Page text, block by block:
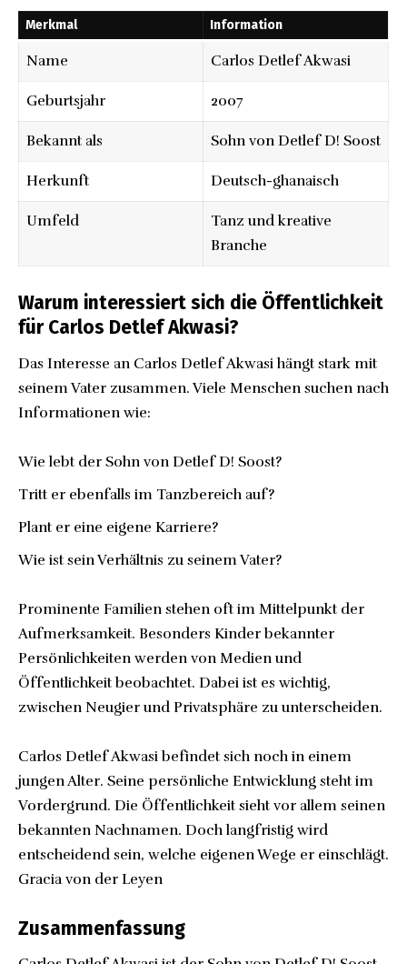
Merkmal Information
Name Carlos Detlef Akwasi
Geburtsjahr 2007
Bekannt als Sohn von Detlef D! Soost
Herkunft Deutsch-ghanaisch
Umfeld
Tanz und kreative
Branche
Warum interessiert sich die Öffentlichkeit
für Carlos Detlef Akwasi?
Das Interesse an Carlos Detlef Akwasi hängt stark mit
seinem Vater zusammen. Viele Menschen suchen nach
Informationen wie:
Wie lebt der Sohn von Detlef D! Soost?
Tritt er ebenfalls im Tanzbereich auf?
Plant er eine eigene Karriere?
Wie ist sein Verhältnis zu seinem Vater?
Prominente Familien stehen oft im Mittelpunkt der
Aufmerksamkeit. Besonders Kinder bekannter
Persönlichkeiten werden von Medien und
Öffentlichkeit beobachtet. Dabei ist es wichtig,
zwischen Neugier und Privatsphäre zu unterscheiden.
Carlos Detlef Akwasi befindet sich noch in einem
jungen Alter. Seine persönliche Entwicklung steht im
Vordergrund. Die Öffentlichkeit sieht vor allem seinen
bekannten Nachnamen. Doch langfristig wird
entscheidend sein, welche eigenen Wege er einschlägt.
Gracia von der Leyen
Zusammenfassung